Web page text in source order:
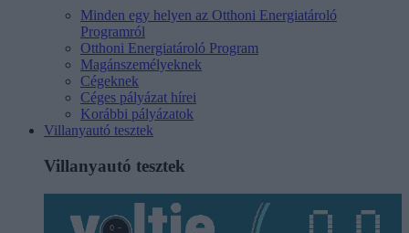
Minden egy helyen az Otthoni Energiatároló
Programról
Otthoni Energiatároló Program
Magánszemélyeknek
Cégeknek
Céges pályázat hírei
Korábbi pályázatok
Villanyautó tesztek
Villanyautó tesztek